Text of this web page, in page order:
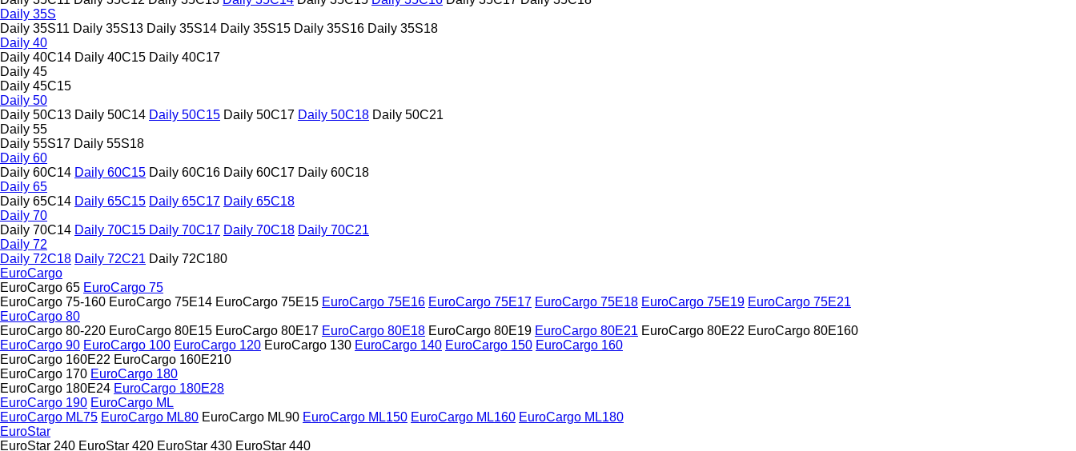
Daily 35S
Daily 35S11 Daily 35S13 Daily 35S14 Daily 35S15 Daily 35S16 Daily 35S18
Daily 40
Daily 40C14 Daily 40C15 Daily 40C17
Daily 45
Daily 45C15
Daily 50
Daily 50C13 Daily 50C14 Daily 50C15 Daily 50C17 Daily 50C18 Daily 50C21
Daily 55
Daily 55S17 Daily 55S18
Daily 60
Daily 60C14 Daily 60C15 Daily 60C16 Daily 60C17 Daily 60C18
Daily 65
Daily 65C14 Daily 65C15 Daily 65C17 Daily 65C18
Daily 70
Daily 70C14 Daily 70C15 Daily 70C17 Daily 70C18 Daily 70C21
Daily 72
Daily 72C18 Daily 72C21 Daily 72C180
EuroCargo
EuroCargo 65 EuroCargo 75
EuroCargo 75-160 EuroCargo 75E14 EuroCargo 75E15 EuroCargo 75E16 EuroCargo 75E17 EuroCargo 75E18 EuroCargo 75E19 EuroCargo 75E21
EuroCargo 80
EuroCargo 80-220 EuroCargo 80E15 EuroCargo 80E17 EuroCargo 80E18 EuroCargo 80E19 EuroCargo 80E21 EuroCargo 80E22 EuroCargo 80E160
EuroCargo 90 EuroCargo 100 EuroCargo 120 EuroCargo 130 EuroCargo 140 EuroCargo 150 EuroCargo 160
EuroCargo 160E22 EuroCargo 160E210
EuroCargo 170 EuroCargo 180
EuroCargo 180E24 EuroCargo 180E28
EuroCargo 190 EuroCargo ML
EuroCargo ML75 EuroCargo ML80 EuroCargo ML90 EuroCargo ML150 EuroCargo ML160 EuroCargo ML180
EuroStar
EuroStar 240 EuroStar 420 EuroStar 430 EuroStar 440